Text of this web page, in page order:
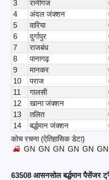
3
रानीगंज
4
अंदल जंक्शन
5
वारिया
6
दुर्गापुर
7
राजबंध
8
पानागढ़
9
मानकर
10
पराज
11
गालसी
12
खाना जंक्शन
13
तलित
14
बर्द्धमान जंक्शन
कोच रचना (ऐतिहासिक डेटा)
GN GN GN GN GN GN
63508 आसनसोल बर्द्धमान पैसेंजर